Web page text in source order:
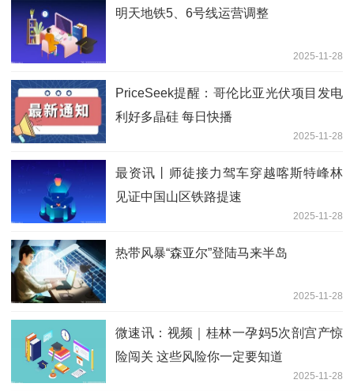
明天地铁5、6号线运营调整
2025-11-28
PriceSeek提醒：哥伦比亚光伏项目发电
利好多晶硅 每日快播
2025-11-28
最资讯丨师徒接力驾车穿越喀斯特峰林
见证中国山区铁路提速
2025-11-28
热带风暴“森亚尔”登陆马来半岛
2025-11-28
微速讯：视频｜桂林一孕妈5次剖宫产惊
险闯关 这些风险你一定要知道
2025-11-28